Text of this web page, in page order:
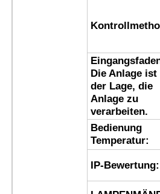
Explosionssichere
explosionssicherer Stecker
Die Anlage ist
der Lage, die
Anlage zu
verarbeiten.
Bedienung
Temperatur:
IP-Bewertung: